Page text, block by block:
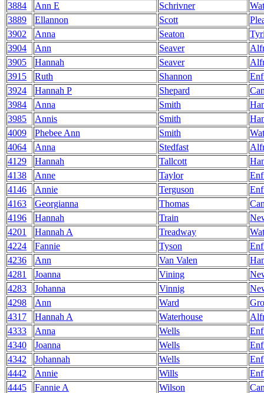
3884
Ann E Schrivner
3889
Ellannon Scott
3902
Anna Seaton
3904
Ann Seaver
3905
Hannah Seaver
3915
Ruth Shannon
3924
Hannah P Shepard
3984
Anna Smith
3985
Annis Smith
4009
Phebee Ann Smith
4064
Anna Stedfast
4129
Hannah Tallcott
4138
Anne Taylor
4146
Annie Terguson
4163
Georgianna Thomas
4196
Hannah Train
4201
Hannah A Treadway
4224
Fannie Tyson
4236
Ann Van Valen
4281
Joanna Vining
4283
Johanna Vinnig
4298
Ann Ward
4317
Hannah A Waterhouse
4333
Anna Wells
4340
Joanna Wells
4342
Johannah Wells
4442
Annie Wills
4445
Fannie A Wilson